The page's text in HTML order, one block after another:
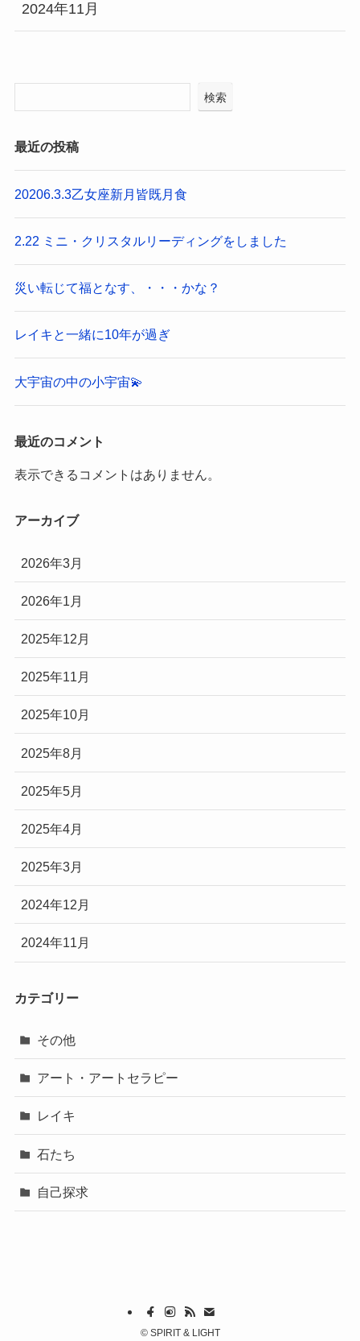
2024年11月
検索
最近の投稿
20206.3.3乙女座新月皆既月食
2.22 ミニ・クリスタルリーディングをしました
災い転じて福となす、・・・かな？
レイキと一緒に10年が過ぎ
大宇宙の中の小宇宙💫
最近のコメント
表示できるコメントはありません。
アーカイブ
2026年3月
2026年1月
2025年12月
2025年11月
2025年10月
2025年8月
2025年5月
2025年4月
2025年3月
2024年12月
2024年11月
カテゴリー
その他
アート・アートセラピー
レイキ
石たち
自己探求
©SPIRIT & LIGHT